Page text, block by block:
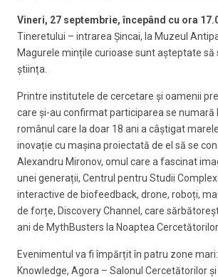
Vineri, 27 septembrie, începând cu ora
Tineretului – intrarea Șincai, la Muzeul
Magurele mințile curioase sunt așteptate să
știința.
Printre institutele de cercetare și oamenii
care și-au confirmat participarea se numară
românul care la doar 18 ani a câștigat
inovație cu mașina proiectată de el să se
Alexandru Mironov, omul care a fascinat
unei generații, Centrul pentru Studii
interactive de biofeedback, drone, roboți,
de forțe, Discovery Channel, care
ani de MythBusters la Noaptea Cercetătorilor.
Evenimentul va fi împărțit în patru zone mari:
Knowledge, Agora – Salonul Cercetătorilor